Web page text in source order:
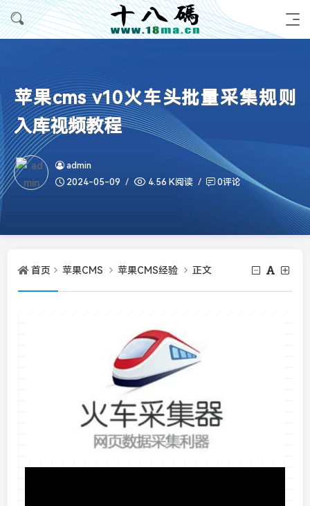
苹果cms v10火车头批量采集规则
入库视频教程
admin
2024-05-09
4.56 K阅读 0评论
首页 苹果CMS 苹果CMS经验 正文